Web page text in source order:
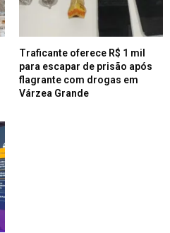
Traficante oferece R$ 1 mil
para escapar de prisão após
flagrante com drogas em
Várzea Grande